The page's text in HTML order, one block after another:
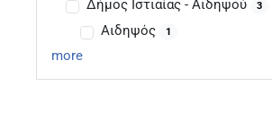
Δήμος Ιστιαίας - Αιδηψού 3
Αιδηψός 1
more